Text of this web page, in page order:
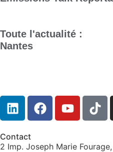
Toute l'actualité :
Nantes
Contact
2 Imp. Joseph Marie